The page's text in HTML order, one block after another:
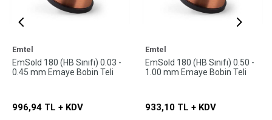
Emtel
EmSold 180 (HB Sınıfı) 0.03 -
0.45 mm Emaye Bobin Teli
996,94 TL + KDV
Emtel
EmSold 180 (HB Sınıfı) 0.50 -
1.00 mm Emaye Bobin Teli
933,10 TL + KDV